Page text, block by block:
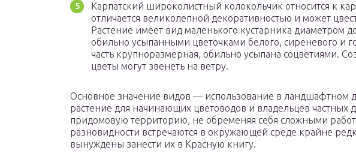
Карпатский широколистный колокольчик относится к
отличается великолепной декоративностью и может
Растение имеет вид маленького кустарника диаметром
обильно усыпанными цветочками белого, сиреневого и
часть крупноразмерная, обильно усыпана соцветиями.
цветы могут звенеть на ветру.
Основное значение видов — использование в ландшафтном
растение для начинающих цветоводов и владельцев частных
придомовую территорию, не обременяя себя сложными
разновидности встречаются в окружающей среде крайне
вынуждены занести их в Красную книгу.